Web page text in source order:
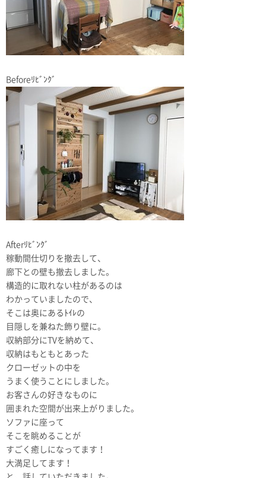
Beforeﾘﾋﾞﾝｸﾞ
Afterﾘﾋﾞﾝｸﾞ
稼動間仕切りを撤去して、
廊下との壁も撤去しました。
構造的に取れない柱があるのは
わかっていましたので、
そこは奥にあるﾄｲﾚの
目隠しを兼ねた飾り壁に。
収納部分にTVを納めて、
収納はもともとあった
クローゼットの中を
うまく使うことにしました。
お客さんの好きなものに
囲まれた空間が出来上がりました。
ソファに座って
そこを眺めることが
すごく癒しになってます！
大満足してます！